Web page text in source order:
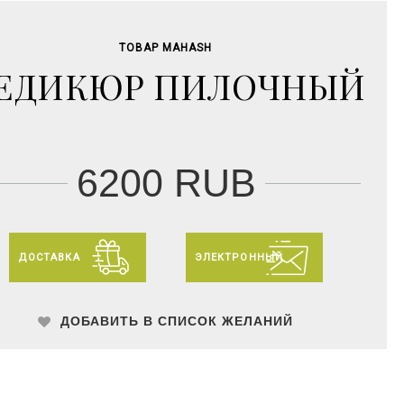
ТОВАР MAHASH
ПИЛОЧНЫЙ
6200 RUB
ДОСТАВКА ЭЛЕКТРОННЫЙ
ДОБАВИТЬ В СПИСОК ЖЕЛАНИЙ